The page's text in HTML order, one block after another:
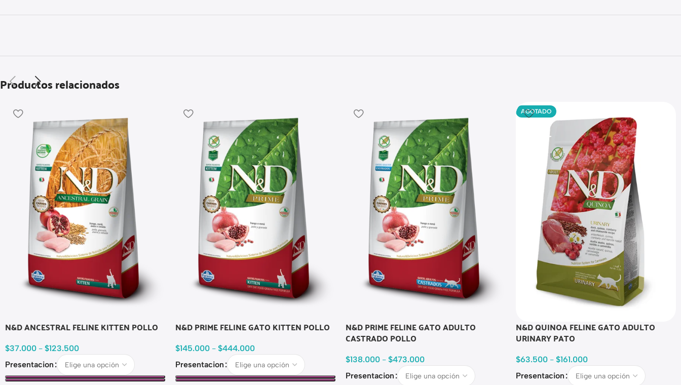
Productos relacionados
N&D ANCESTRAL FELINE KITTEN POLLO
$37.000 - $123.500
Presentacion
N&D PRIME FELINE GATO KITTEN POLLO
$145.000 - $444.000
Presentacion
N&D PRIME FELINE GATO ADULTO
CASTRADO POLLO
$138.000 - $473.000
Presentacion
AGOTADO
N&D QUINOA FELINE GATO ADULTO
URINARY PATO
$63.500 - $161.000
Presentacion